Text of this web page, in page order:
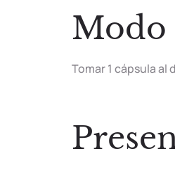
Modo
Tomar 1 cápsula al